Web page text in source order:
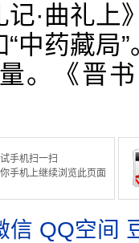
·曲礼上
中药藏局”
。《晋书
手机扫一扫
手机上继续浏览此页面
信 QQ空间